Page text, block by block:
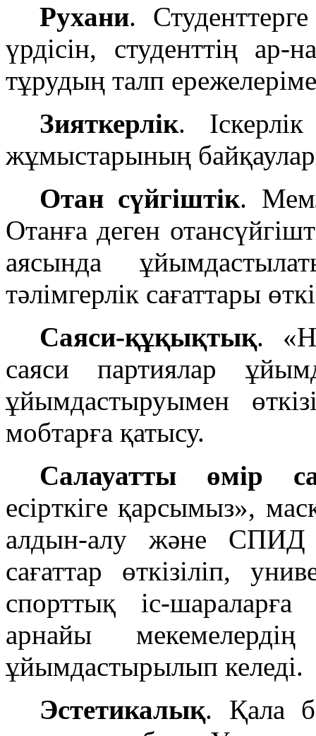
Рухани.
үрдісін, студенттің ар-
тұрудың талп
Зияткерлік.
жұмыстарының
Отан сүйгіштік.
Отанға деген
аясында
тәлімгерлік сағаттары
Саяси-құқықтық.
саяси партиялар
ұйымдастыруымен
мобтарға қатысу.
Салауатты өмір
ecipткiгe қарсымыз»,
алдын-алу және СПИД
сағаттар өткізіліп,
спорттық ic-
арнайы
ұйымдастырылып келеді.
Эстетикалық. Қала